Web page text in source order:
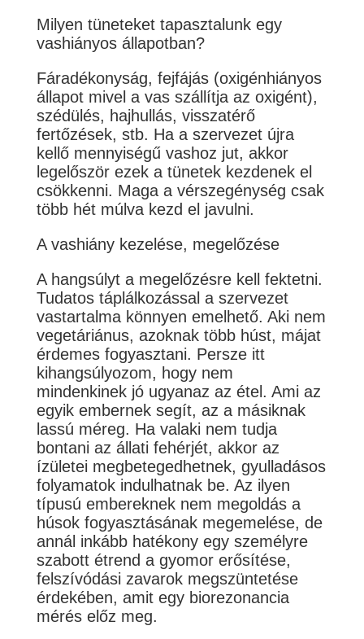
Milyen tüneteket tapasztalunk egy
vashiányos állapotban?
Fáradékonyság, fejfájás (oxigénhiányos
állapot mivel a vas szállítja az oxigént),
szédülés, hajhullás, visszatérő
fertőzések, stb. Ha a szervezet újra
kellő mennyiségű vashoz jut, akkor
legelőször ezek a tünetek kezdenek el
csökkenni. Maga a vérszegénység csak
több hét múlva kezd el javulni.
A vashiány kezelése, megelőzése
A hangsúlyt a megelőzésre kell fektetni.
Tudatos táplálkozással a szervezet
vastartalma könnyen emelhető. Aki nem
vegetáriánus, azoknak több húst, májat
érdemes fogyasztani. Persze itt
kihangsúlyozom, hogy nem
mindenkinek jó ugyanaz az étel. Ami az
egyik embernek segít, az a másiknak
lassú méreg. Ha valaki nem tudja
bontani az állati fehérjét, akkor az
ízületei megbetegedhetnek, gyulladásos
folyamatok indulhatnak be. Az ilyen
típusú embereknek nem megoldás a
húsok fogyasztásának megemelése, de
annál inkább hatékony egy személyre
szabott étrend a gyomor erősítése,
felszívódási zavarok megszüntetése
érdekében, amit egy biorezonancia
mérés előz meg.